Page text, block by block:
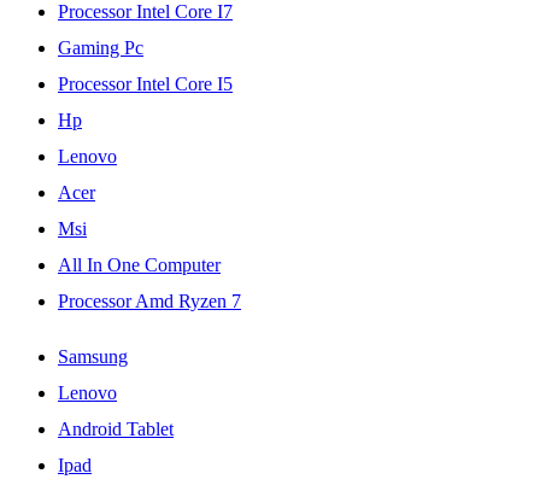
Processor Intel Core I7
Gaming Pc
Processor Intel Core I5
Hp
Lenovo
Acer
Msi
All In One Computer
Processor Amd Ryzen 7
Samsung
Lenovo
Android Tablet
Ipad